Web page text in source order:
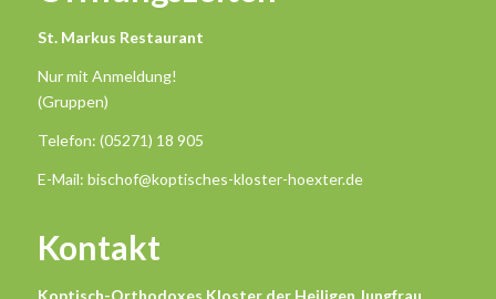
St. Markus Restaurant
Nur mit Anmeldung!
(Gruppen)
Telefon: (05271) 18 905
E-Mail: bischof@koptisches-kloster-hoexter.de
Kontakt